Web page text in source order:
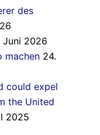
des
Juni 2026
machen 24.
could expel
the United
2025